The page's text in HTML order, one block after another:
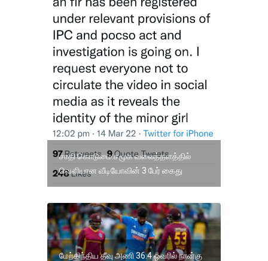
சாதி கொடுமை:சமூக வலைத்தளத்தில்
வெளியான வீடியோவின் 3 பேர் கைது
மேற்கிந்திய தீவு அணி 36.4 ஓவரில் நான்கு